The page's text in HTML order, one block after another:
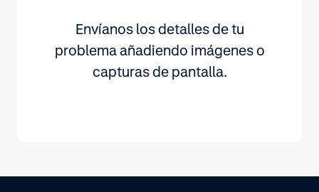
Envíanos los detalles de tu
problema añadiendo imágenes o
capturas de pantalla.